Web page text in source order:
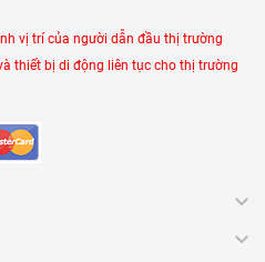
vị trí của người dẫn đầu thị trường
thiết bị di động liên tục cho thị trường